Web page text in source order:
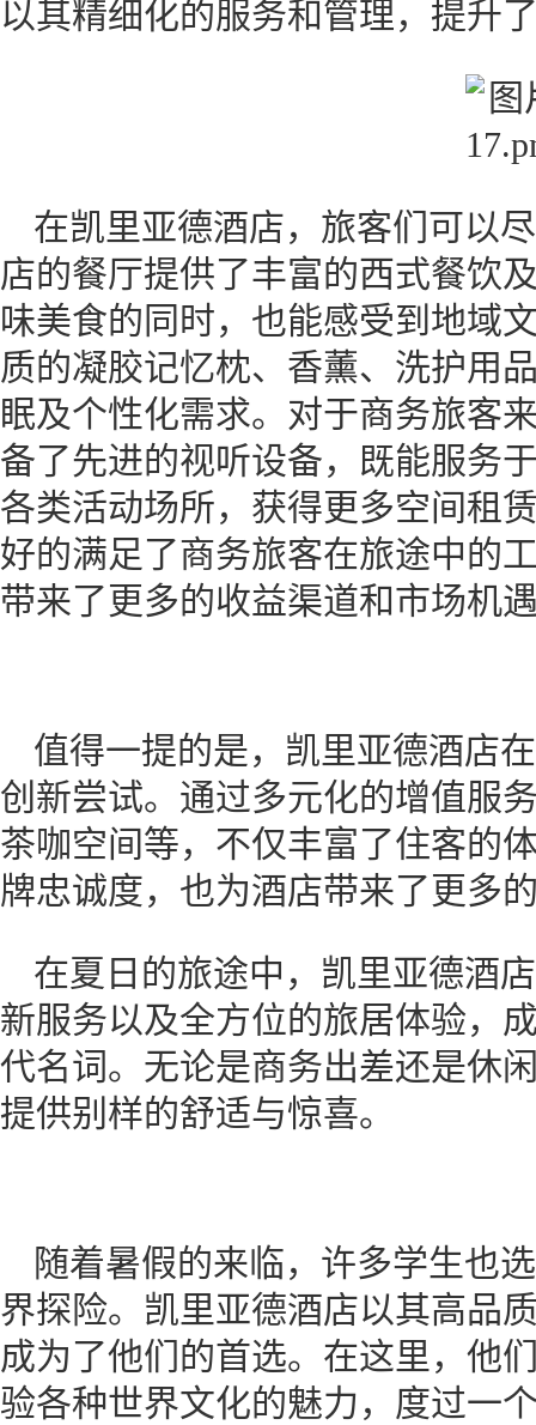
以其精细化的服务和管理，提升
在凯里亚德酒店，旅客们可以
店的餐厅提供了丰富的西式餐饮
味美食的同时，也能感受到地域
质的凝胶记忆枕、香薰、洗护用
眠及个性化需求。对于商务旅客
备了先进的视听设备，既能服务
各类活动场所，获得更多空间租
好的满足了商务旅客在旅途中的
带来了更多的收益渠道和市场机
值得一提的是，凯里亚德酒店
创新尝试。通过多元化的增值服
茶咖空间等，不仅丰富了住客的
牌忠诚度，也为酒店带来了更多
在夏日的旅途中，凯里亚德酒
新服务以及全方位的旅居体验，
代名词。无论是商务出差还是休
提供别样的舒适与惊喜。
随着暑假的来临，许多学生也
界探险。凯里亚德酒店以其高品
成为了他们的首选。在这里，他
验各种世界文化的魅力，度过一